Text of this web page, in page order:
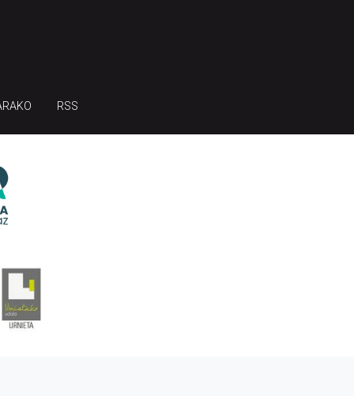
RSS